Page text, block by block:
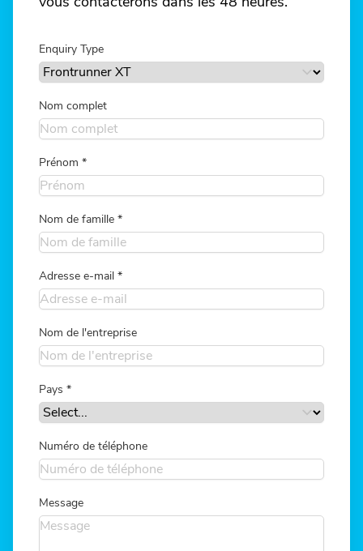
Enquiry Type
Nom complet
Prénom *
Nom de famille *
Adresse e-mail *
Nom de l'entreprise
Pays *
Numéro de téléphone
Message